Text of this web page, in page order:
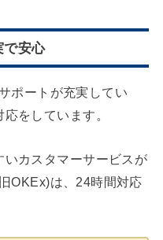
で安心
ポートが充実してい
をしています。
カスタマーサービスが
OKEx)は、24時間対応